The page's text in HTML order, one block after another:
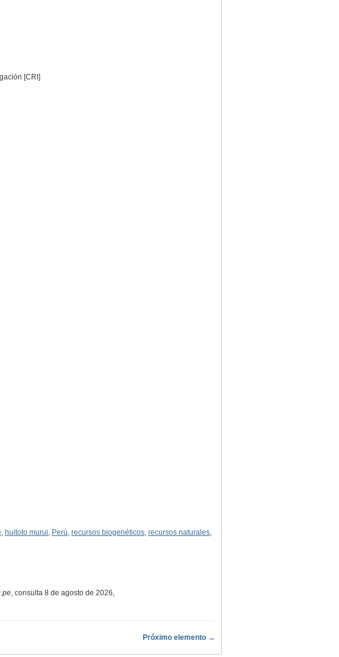
[CRI]
huitoto murui Perú recursos biogenéticos recursos naturales
, consulta 8 de agosto de 2026,
Próximo elemento →